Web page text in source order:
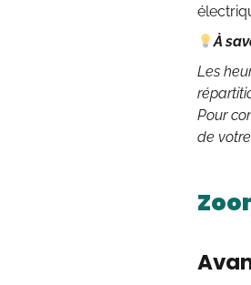
À
Les
Pour
de